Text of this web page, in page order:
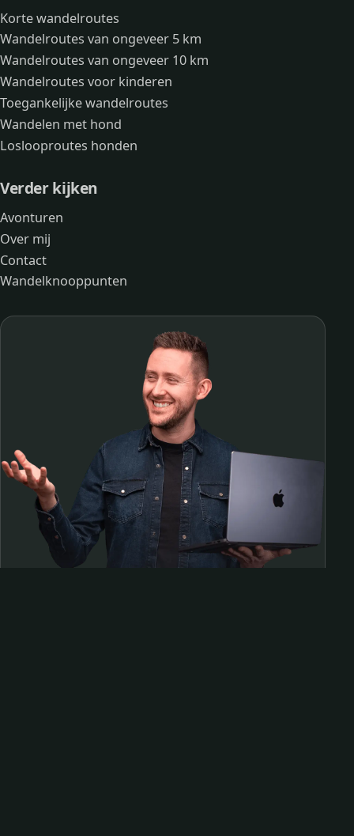
Korte wandelroutes
Wandelroutes van ongeveer 5 km
Wandelroutes van ongeveer 10 km
Wandelroutes voor kinderen
Toegankelijke wandelroutes
Wandelen met hond
Loslooproutes honden
Verder kijken
Avonturen
Over mij
Contact
Wandelknooppunten